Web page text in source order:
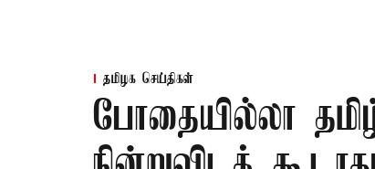
தமிழக செய்திகள்
போதையில்லா